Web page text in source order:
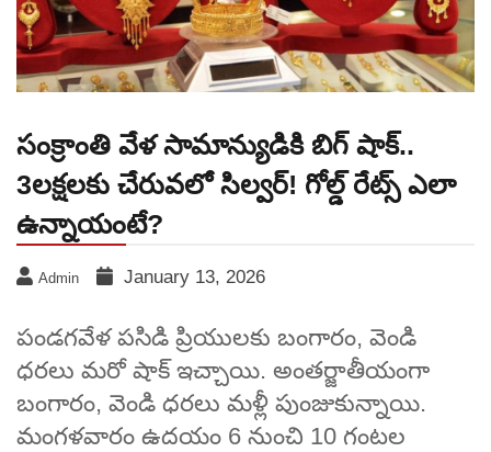
సంక్రాంతి వేళ సామాన్యుడికి బిగ్‌ షాక్..
3లక్షలకు చేరువలో సిల్వర్! గోల్డ్‌ రేట్స్ ఎలా
ఉన్నాయంటే?
Admin January 13, 2026
పండగవేళ పసిడి ప్రియులకు బంగారం, వెండి
ధరలు మరో షాక్ ఇచ్చాయి. అంతర్జాతీయంగా
బంగారం, వెండి ధరలు మళ్లీ పుంజుకున్నాయి.
మంగళవారం ఉదయం 6 నుంచి 10 గంటల